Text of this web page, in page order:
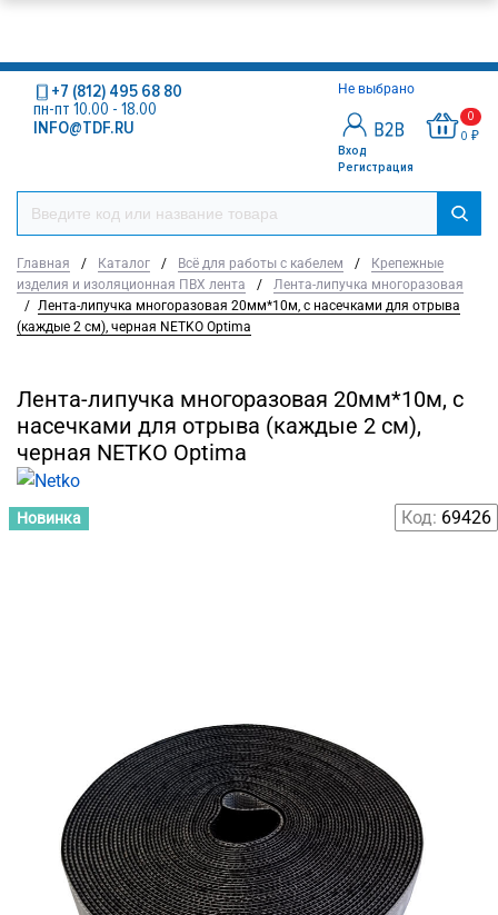
Не выбрано
Вход
Регистрация
0
0 ₽
+7 (812) 495 68 80
пн-пт 10.00 - 18.00
INFO@TDF.RU
Главная / Каталог / Всё для работы с кабелем /
Крепежные
изделия и изоляционная ПВХ лента
/
Лента-липучка многоразовая
/ Лента-липучка многоразовая 20мм*10м, с насечками для отрыва
(каждые 2 см), черная NETKO Optima
Лента-липучка многоразовая 20мм*10м, с
насечками для отрыва (каждые 2 см),
черная NETKO Optima
Новинка Код: 69426